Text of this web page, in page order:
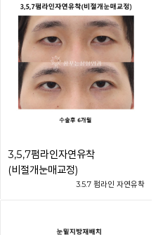
3,5,7펌라인자연유착
(비절개눈매교정)
3.5.7 펌라인 자연유착